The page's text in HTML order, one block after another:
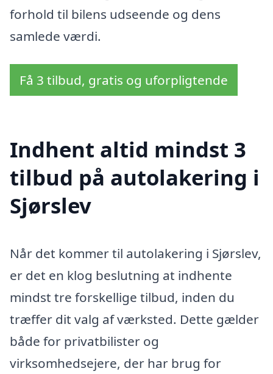
forhold til bilens udseende og dens
samlede værdi.
Få 3 tilbud, gratis og uforpligtende
Indhent altid mindst 3
tilbud på autolakering i
Sjørslev
Når det kommer til autolakering i Sjørslev,
er det en klog beslutning at indhente
mindst tre forskellige tilbud, inden du
træffer dit valg af værksted. Dette gælder
både for privatbilister og
virksomhedsejere, der har brug for